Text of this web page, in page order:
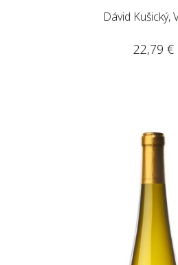
Dávid Kušický,
22,79 €